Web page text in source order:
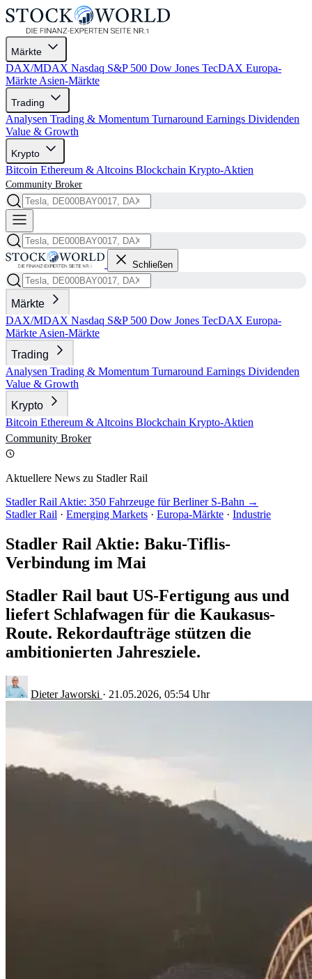
Märkte
DAX/MDAX Nasdaq S&P 500 Dow Jones TecDAX Europa-
Märkte Asien-Märkte
Trading
Analysen Trading & Momentum Turnaround Earnings Dividenden
Value & Growth
Krypto
Bitcoin Ethereum & Altcoins Blockchain Krypto-Aktien
Community Broker
Schließen
Märkte
DAX/MDAX Nasdaq S&P 500 Dow Jones TecDAX Europa-
Märkte Asien-Märkte
Trading
Analysen Trading & Momentum Turnaround Earnings Dividenden
Value & Growth
Krypto
Bitcoin Ethereum & Altcoins Blockchain Krypto-Aktien
Community Broker
Aktuellere News zu Stadler Rail
Stadler Rail Aktie: 350 Fahrzeuge für Berliner S-Bahn →
Stadler Rail · Emerging Markets · Europa-Märkte · Industrie
Stadler Rail Aktie: Baku-Tiflis-
Verbindung im Mai
Stadler Rail baut US-Fertigung aus und
liefert Schlafwagen für die Kaukasus-
Route. Rekordaufträge stützen die
ambitionierten Jahresziele.
Dieter Jaworski · 21.05.2026, 05:54 Uhr